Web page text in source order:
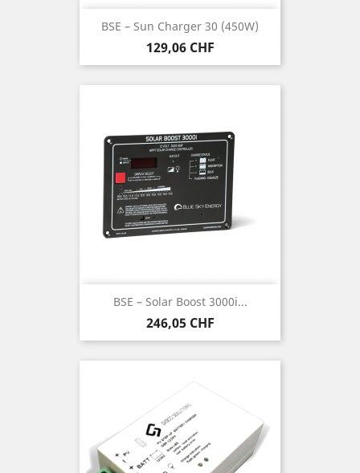
BSE – Sun Charger 30 (450W)
Prix
129,06 CHF
BSE – Solar Boost 3000i...
Prix
246,05 CHF